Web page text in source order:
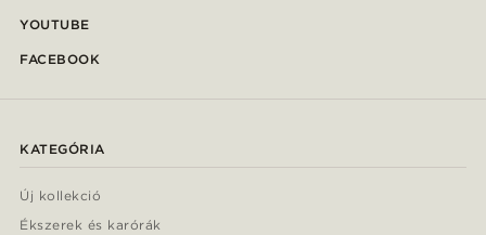
YOUTUBE
FACEBOOK
KATEGÓRIA
Új kollekció
Ékszerek és karórák